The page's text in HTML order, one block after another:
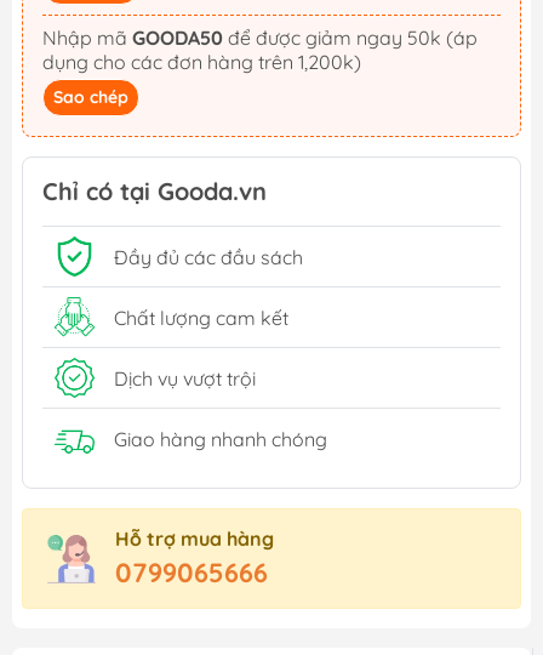
Nhập mã GOODA50
dụng cho các đơn hàng trên 1,200k)
Sao chép
Chỉ có tại Gooda.vn
Đầy đủ các đầu sách
Chất lượng cam kết
Dịch vụ vượt trội
Giao hàng nhanh chóng
Hỗ trợ mua hàng
0799065666